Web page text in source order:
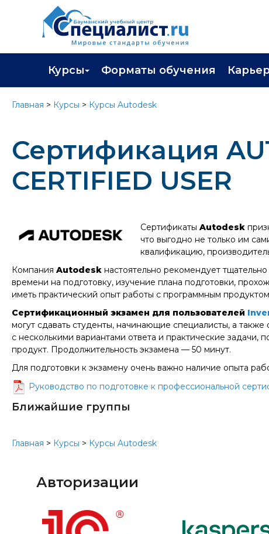
Курсы
Каталог курсов
Профессиональная переподготовка
Программа лояльности
Форматы обучения
Главная > Курсы > Курсы Autodesk
Сертификация
CERTIFIED USER
Сертификаты Autodesk
что выгодно не только им
квалификацию,
Компания Autodesk настоятельно рекомендует
времени на подготовку, изучение плана подготовки,
иметь практический опыт работы с программным
Сертификационный экзамен для пользователей
могут сдавать студенты, начинающие специалисты, а
с несколькими вариантами ответа и практические
продукт. Продолжительность экзамена — 50 минут.
Для подготовки к экзамену очень важно наличие опыта
Руководство по подготовке к профессиональной
Ближайшие группы
Главная > Курсы > Курсы Autodesk
Авторизации